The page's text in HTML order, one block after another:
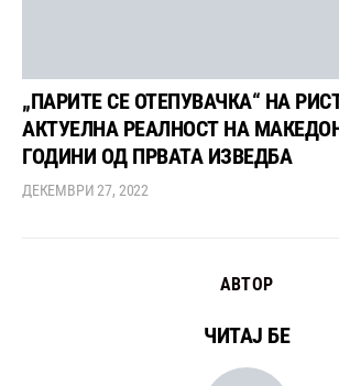
„ПАРИТЕ СЕ ОТЕПУВАЧКА“ НА
АКТУЕЛНА РЕАЛНОСТ НА
ГОДИНИ ОД ПРВАТА ИЗВЕДБА
ДЕКЕМВРИ 27, 2022
АВТОР
ЧИТАЈ БЕ